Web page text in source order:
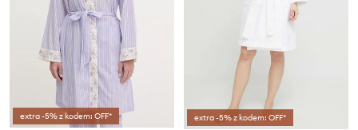
extra -5% z kodem: OFF* extra -5% z kodem: OFF*